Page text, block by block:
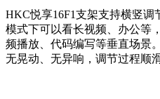
HKC悦享16F1支架支持横竖调
模式下可以看长视频、办公等
频播放、代码编写等垂直场景
无晃动、无异响，调节过程顺